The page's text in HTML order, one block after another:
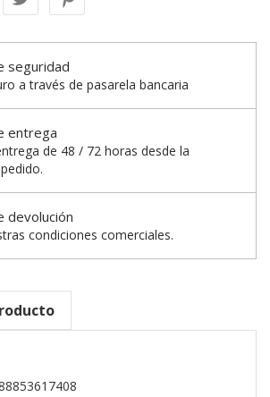
seguridad
a través de pasarela bancaria
entrega
de 48 / 72 horas desde la
devolución
condiciones comerciales.